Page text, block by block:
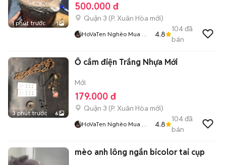
1 phút trước 1
500.000 đ
Quận 3 (P. Xuân Hòa mới)
HoVaTen Nghèo Mua Gì
4.8
104đã
bán
3 phút trước 6
Ổ cắm điện Trắng Nhựa Mới
Mới
179.000 đ
Quận 3 (P. Xuân Hòa mới)
HoVaTen Nghèo Mua Gì
4.8
104đã
bán
mèo anh lông ngắn bicolor tai cụp